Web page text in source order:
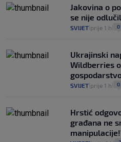
Jakovina o
se nije
SVIJET prije 1 h 0
Ukrajinski
Wildberries
SVIJET prije 1 h 0
Hrstić
građana ne